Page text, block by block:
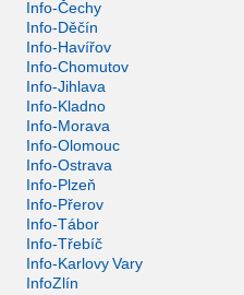
Info-Čechy
Info-Děčín
Info-Havířov
Info-Chomutov
Info-Jihlava
Info-Kladno
Info-Morava
Info-Olomouc
Info-Ostrava
Info-Plzeň
Info-Přerov
Info-Tábor
Info-Třebíč
Info-Karlovy Vary
InfoZlín